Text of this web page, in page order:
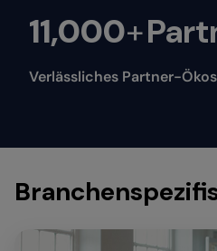
11,000+
Verlässliches Partner-